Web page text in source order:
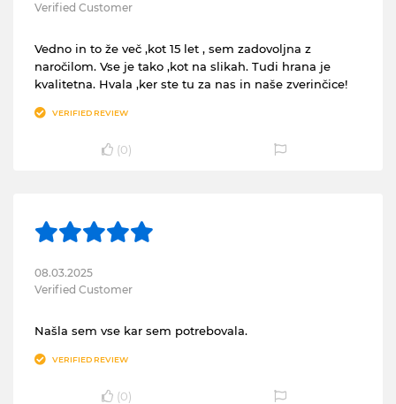
Verified Customer
Vedno in to že več ,kot 15 let , sem zadovoljna z
naročilom. Vse je tako ,kot na slikah. Tudi hrana je
kvalitetna. Hvala ,ker ste tu za nas in naše zverinčice!
VERIFIED REVIEW
(0)
08.03.2025
Verified Customer
Našla sem vse kar sem potrebovala.
VERIFIED REVIEW
(0)